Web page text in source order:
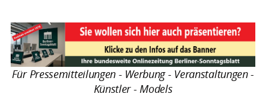
Für Pressemitteilungen - Werbung - Veranstaltungen -
Künstler - Models